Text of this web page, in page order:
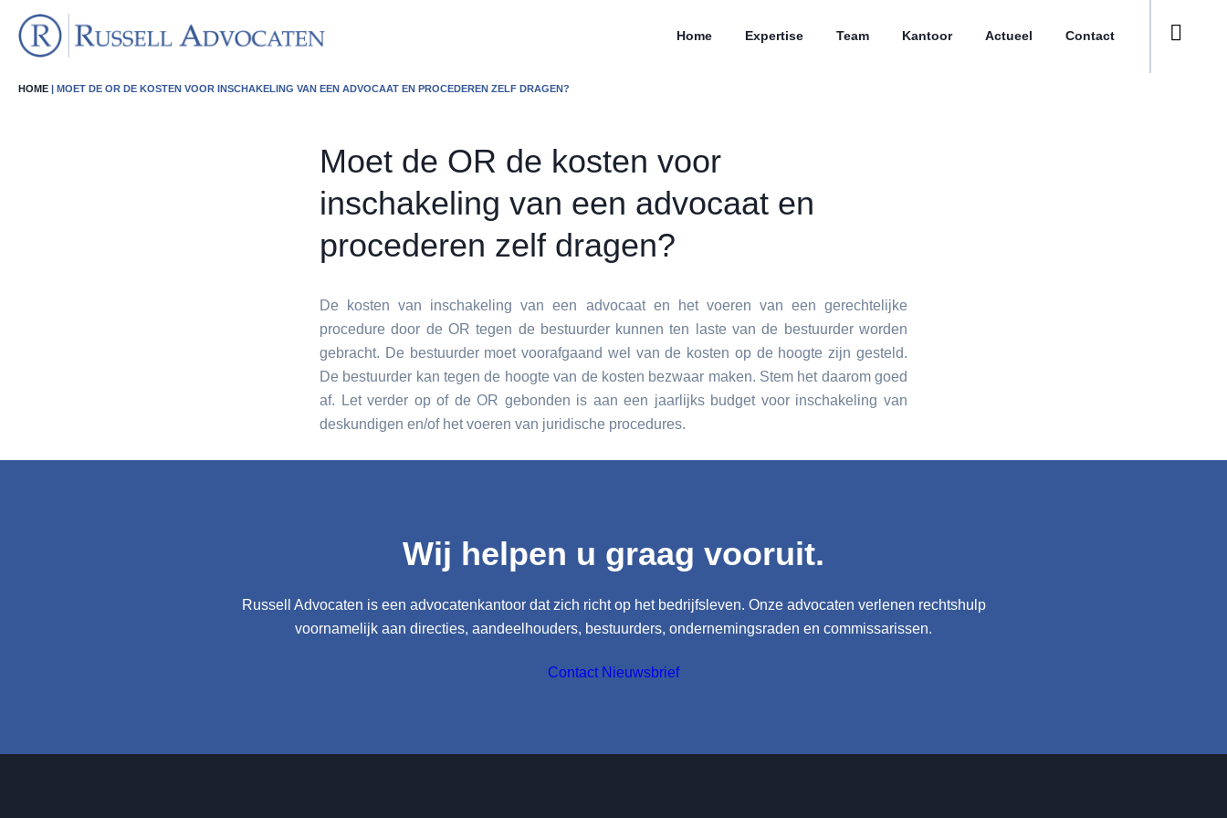
Home Expertise Team Kantoor Actueel Contact
HOME | MOET DE OR DE KOSTEN VOOR INSCHAKELING VAN EEN ADVOCAAT EN PROCEDEREN ZELF DRAGEN?
Moet de OR de kosten voor
inschakeling van een advocaat en
procederen zelf dragen?
De kosten van inschakeling van een advocaat en het voeren van een gerechtelijke
procedure door de OR tegen de bestuurder kunnen ten laste van de bestuurder worden
gebracht. De bestuurder moet voorafgaand wel van de kosten op de hoogte zijn gesteld.
De bestuurder kan tegen de hoogte van de kosten bezwaar maken. Stem het daarom goed
af. Let verder op of de OR gebonden is aan een jaarlijks budget voor inschakeling van
deskundigen en/of het voeren van juridische procedures.
Wij helpen u graag vooruit.
Russell Advocaten is een advocatenkantoor dat zich richt op het bedrijfsleven. Onze advocaten verlenen rechtshulp
voornamelijk aan directies, aandeelhouders, bestuurders, ondernemingsraden en commissarissen.
Contact Nieuwsbrief